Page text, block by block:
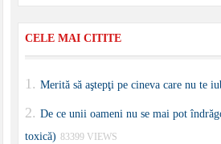
CELE MAI CITITE
Merită să aştepţi pe cineva care nu te
De ce unii oameni nu se mai pot
toxică) 83399 VIEWS